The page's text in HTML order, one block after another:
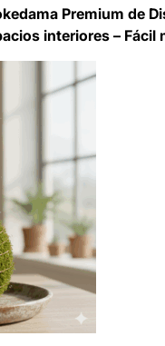
Premium de
interiores – Fácil